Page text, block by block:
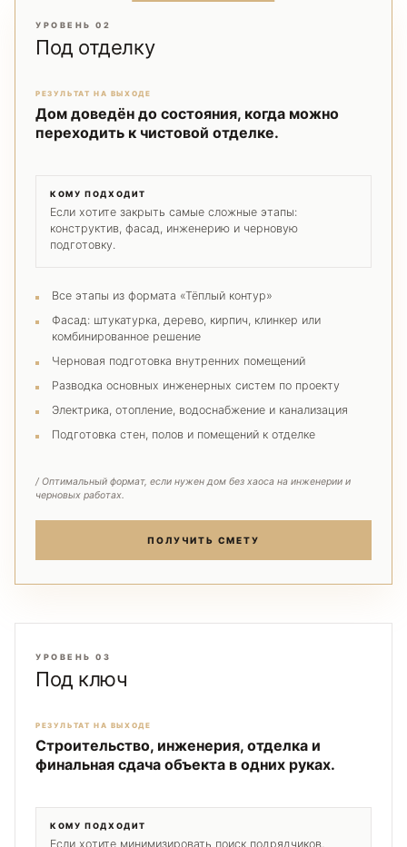
УРОВЕНЬ 02
Под отделку
РЕЗУЛЬТАТ НА ВЫХОДЕ
Дом доведён до состояния, когда можно
переходить к чистовой отделке.
КОМУ ПОДХОДИТ
Если хотите закрыть самые сложные этапы:
конструктив, фасад, инженерию и черновую
подготовку.
Все этапы из формата «Тёплый контур»
Фасад: штукатурка, дерево, кирпич, клинкер или
комбинированное решение
Черновая подготовка внутренних помещений
Разводка основных инженерных систем по проекту
Электрика, отопление, водоснабжение и канализация
Подготовка стен, полов и помещений к отделке
/ Оптимальный формат, если нужен дом без хаоса на инженерии и
черновых работах.
ПОЛУЧИТЬ СМЕТУ
УРОВЕНЬ 03
Под ключ
РЕЗУЛЬТАТ НА ВЫХОДЕ
Строительство, инженерия, отделка и
финальная сдача объекта в одних руках.
КОМУ ПОДХОДИТ
Если хотите минимизировать поиск подрядчиков,